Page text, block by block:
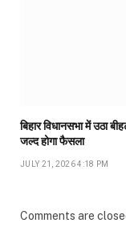
बिहार विधानसभा में उठा
जल्द होगा फैसला
JULY 21, 2026 4:18 PM
Comments are